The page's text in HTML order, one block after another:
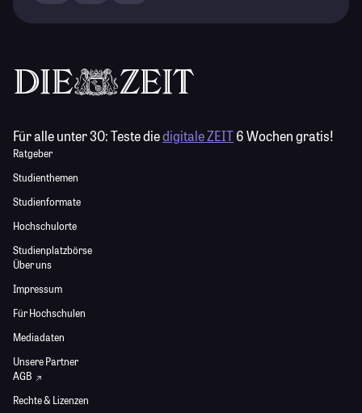
Für alle unter 30:Teste diedigitale ZEIT6 Wochen gratis!
Ratgeber
Studienthemen
Studienformate
Hochschulorte
Studienplatzbörse
Über uns
Impressum
Für Hochschulen
Mediadaten
Unsere Partner
AGB
Rechte & Lizenzen